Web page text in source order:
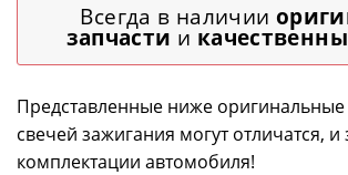
Всегда в наличии
запчасти и
Представленные ниже
свечей зажигания могут отличатся, и
комплектации автомобиля!